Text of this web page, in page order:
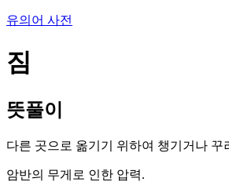
유의어 사전
짐
뜻풀이
다른 곳으로 옮기기 위하여 챙기거나 꾸
암반의 무게로 인한 압력.